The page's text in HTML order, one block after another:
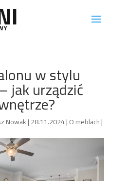
w stylu
jak urządzić
Nowak|28.11.2024|O meblach|